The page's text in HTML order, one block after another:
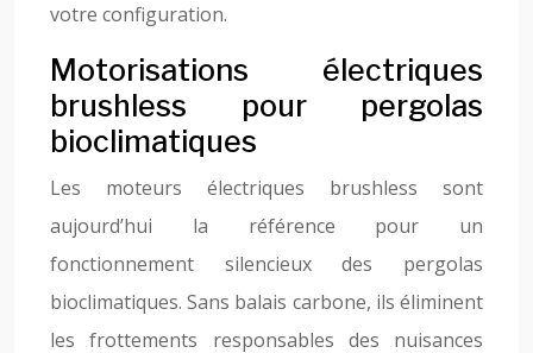
votre configuration.
Motorisations électriques
brushless pour pergolas
bioclimatiques
Les moteurs électriques brushless sont
aujourd’hui la référence pour un
fonctionnement silencieux des pergolas
bioclimatiques. Sans balais carbone, ils éliminent
les frottements responsables des nuisances